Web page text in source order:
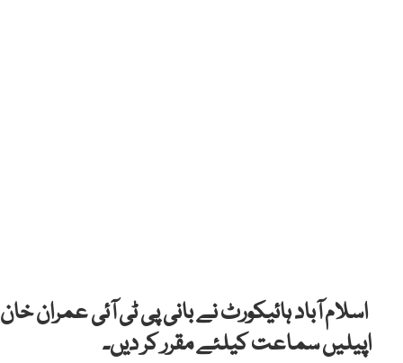
اسلام آباد ہائیکورٹ نے بانی پی ٹی آئی
اپیلیں سماعت کیلئے مقرر کر دیں۔